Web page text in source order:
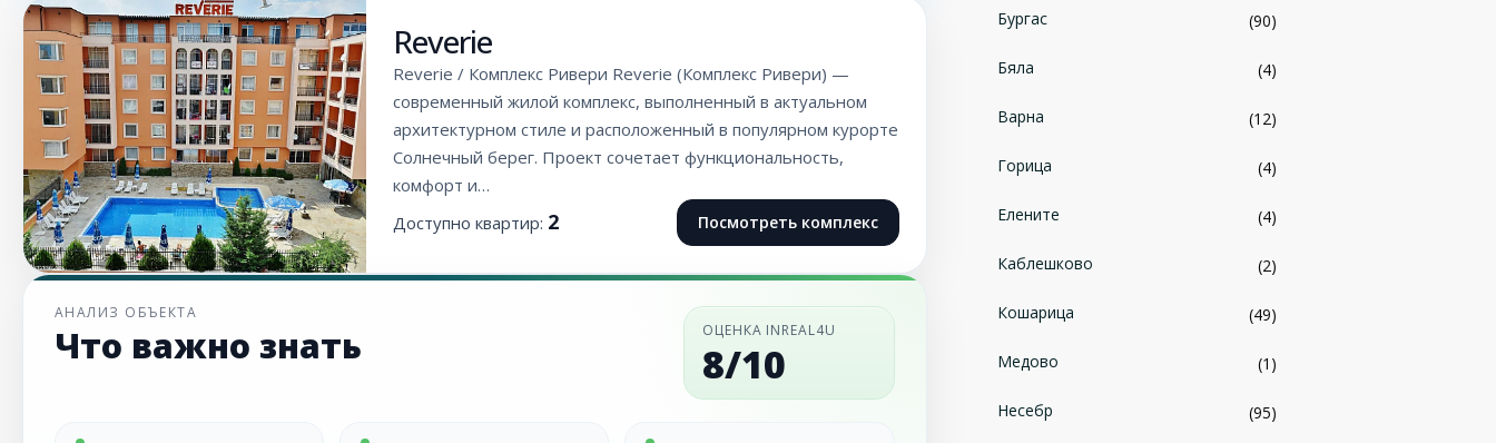
Reverie
Reverie / Комплекс Ривери Reverie (Комплекс Ривери) —
современный жилой комплекс, выполненный в актуальном
архитектурном стиле и расположенный в популярном курорте
Солнечный берег. Проект сочетает функциональность,
комфорт и…
Доступно квартир: 2 Посмотреть комплекс
АНАЛИЗ ОБЪЕКТА
Что важно знать ОЦЕНКА INREAL4U
8/10
Бургас (90)
Бяла (4)
Варна (12)
Горица (4)
Елените (4)
Каблешково (2)
Кошарица (49)
Медово (1)
Несебр (95)